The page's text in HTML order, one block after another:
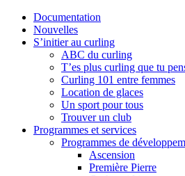
Documentation
Nouvelles
S’initier au curling
ABC du curling
T’es plus curling que tu
Curling 101 entre femmes
Location de glaces
Un sport pour tous
Trouver un club
Programmes et services
Programmes de
Ascension
Première Pierre